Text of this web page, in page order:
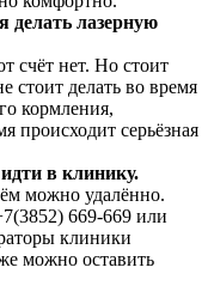
лазерную
счёт нет. Но стоит
стоит делать во время
кормления,
происходит серьёзная
в клинику.
можно удалённо.
669-669 или
клиники
можно оставить